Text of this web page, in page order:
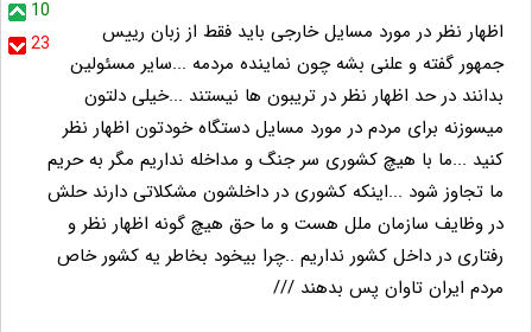
10
23
اظهار نظر در مورد مسایل خارجی باید فقط از زبان رییس
جمهور گفته و علنی بشه چون نماینده مردمه ...سایر مسئولین
بدانند در حد اظهار نظر در تریبون ها نیستند ...خیلی دلتون
میسوزنه برای مردم در مورد مسایل دستگاه خودتون اظهار نظر
کنید ...ما با هیچ کشوری سر جنگ و مداخله نداریم مگر به حریم
ما تجاوز شود ...اینکه کشوری در داخلشون مشکلاتی دارند حلش
در وظایف سازمان ملل هست و ما حق هیچ گونه اظهار نظر و
رفتاری در داخل کشور نداریم ..چرا بیخود بخاطر یه کشور خاص
مردم ایران تاوان پس بدهند ///